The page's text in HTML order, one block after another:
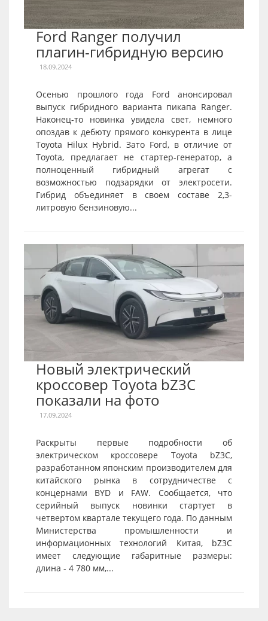
Ford Ranger получил
плагин-гибридную версию
18.09.2024
Осенью прошлого года Ford анонсировал
выпуск гибридного варианта пикапа Ranger.
Наконец-то новинка увидела свет, немного
опоздав к дебюту прямого конкурента в лице
Toyota Hilux Hybrid. Зато Ford, в отличие от
Toyota, предлагает не стартер-генератор, а
полноценный гибридный агрегат с
возможностью подзарядки от электросети.
Гибрид объединяет в своем составе 2,3-
литровую бензиновую...
Новый электрический
кроссовер Toyota bZ3C
показали на фото
17.09.2024
Раскрыты первые подробности об
электрическом кроссовере Toyota bZ3C,
разработанном японским производителем для
китайского рынка в сотрудничестве с
концернами BYD и FAW. Сообщается, что
серийный выпуск новинки стартует в
четвертом квартале текущего года. По данным
Министерства промышленности и
информационных технологий Китая, bZ3C
имеет следующие габаритные размеры:
длина - 4 780 мм,...